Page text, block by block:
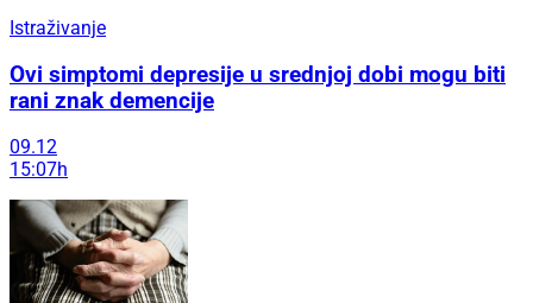
Istraživanje
Ovi simptomi depresije u srednjoj dobi mogu biti
rani znak demencije
09.12
15:07h